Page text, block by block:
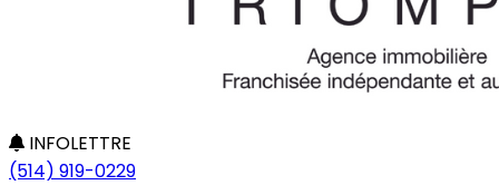
INFOLETTRE
(514) 919-0229